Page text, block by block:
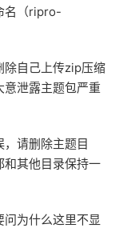
名（ripro-
除自己上传zip压缩
意泄露主题包严重
请删除主题目
和其他目录保持一
为什么这里不显